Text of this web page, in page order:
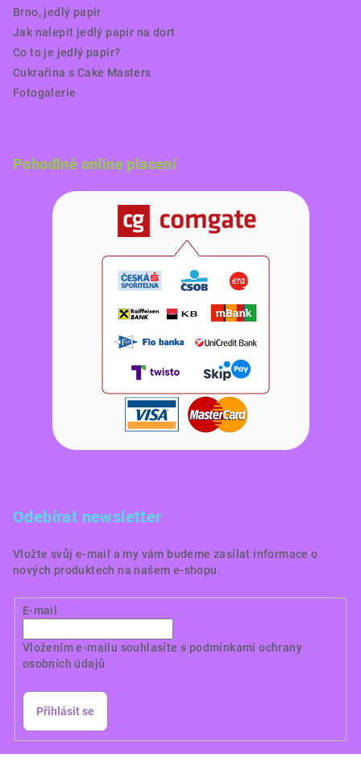
Brno, jedlý papír
Jak nalepit jedlý papír na dort
Co to je jedlý papír?
Cukrařina s Cake Masters
Fotogalerie
Pohodlné online placení
Odebírat newsletter
Vložte svůj e-mail a my vám budeme zasílat informace o
nových produktech na našem e-shopu.
E-mail
Vložením e-mailu souhlasíte s podmínkami ochrany
osobních údajů
Přihlásit se